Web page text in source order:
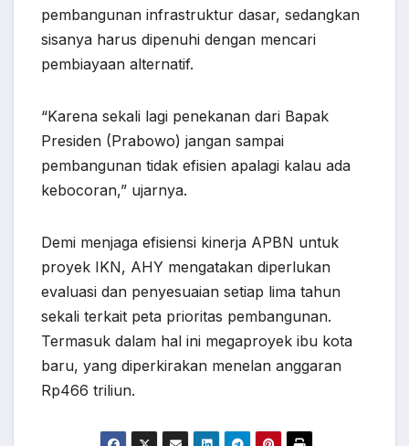
pembangunan infrastruktur dasar, sedangkan
sisanya harus dipenuhi dengan mencari
pembiayaan alternatif.
“Karena sekali lagi penekanan dari Bapak
Presiden (Prabowo) jangan sampai
pembangunan tidak efisien apalagi kalau ada
kebocoran,” ujarnya.
Demi menjaga efisiensi kinerja APBN untuk
proyek IKN, AHY mengatakan diperlukan
evaluasi dan penyesuaian setiap lima tahun
sekali terkait peta prioritas pembangunan.
Termasuk dalam hal ini megaproyek ibu kota
baru, yang diperkirakan menelan anggaran
Rp466 triliun.